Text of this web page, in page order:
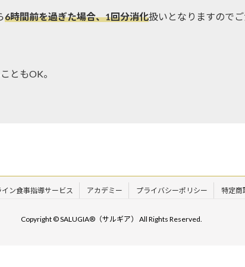
6時間前を過ぎた場合、1回分消化扱いとなりますのでご
ともOK。
イン食事指導サービス アカデミー プライバシーポリシー 特定商
Copyright © SALUGIA®︎（サルギア） All Rights Reserved.